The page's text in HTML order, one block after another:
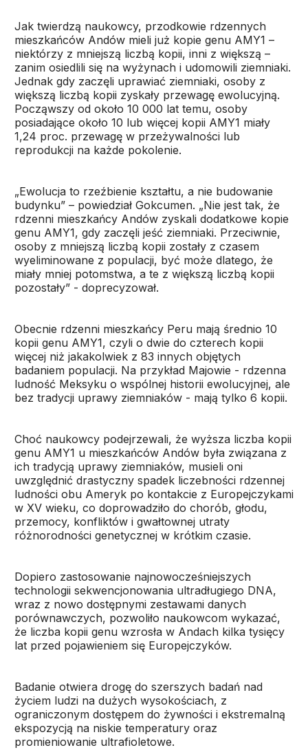
Jak twierdzą naukowcy, przodkowie rdzennych
mieszkańców Andów mieli już kopie genu AMY1 –
niektórzy z mniejszą liczbą kopii, inni z większą –
zanim osiedlili się na wyżynach i udomowili ziemniaki.
Jednak gdy zaczęli uprawiać ziemniaki, osoby z
większą liczbą kopii zyskały przewagę ewolucyjną.
Począwszy od około 10 000 lat temu, osoby
posiadające około 10 lub więcej kopii AMY1 miały
1,24 proc. przewagę w przeżywalności lub
reprodukcji na każde pokolenie.
„Ewolucja to rzeźbienie kształtu, a nie budowanie
budynku” – powiedział Gokcumen. „Nie jest tak, że
rdzenni mieszkańcy Andów zyskali dodatkowe kopie
genu AMY1, gdy zaczęli jeść ziemniaki. Przeciwnie,
osoby z mniejszą liczbą kopii zostały z czasem
wyeliminowane z populacji, być może dlatego, że
miały mniej potomstwa, a te z większą liczbą kopii
pozostały” - doprecyzował.
Obecnie rdzenni mieszkańcy Peru mają średnio 10
kopii genu AMY1, czyli o dwie do czterech kopii
więcej niż jakakolwiek z 83 innych objętych
badaniem populacji. Na przykład Majowie - rdzenna
ludność Meksyku o wspólnej historii ewolucyjnej, ale
bez tradycji uprawy ziemniaków - mają tylko 6 kopii.
Choć naukowcy podejrzewali, że wyższa liczba kopii
genu AMY1 u mieszkańców Andów była związana z
ich tradycją uprawy ziemniaków, musieli oni
uwzględnić drastyczny spadek liczebności rdzennej
ludności obu Ameryk po kontakcie z Europejczykami
w XV wieku, co doprowadziło do chorób, głodu,
przemocy, konfliktów i gwałtownej utraty
różnorodności genetycznej w krótkim czasie.
Dopiero zastosowanie najnowocześniejszych
technologii sekwencjonowania ultradługiego DNA,
wraz z nowo dostępnymi zestawami danych
porównawczych, pozwoliło naukowcom wykazać,
że liczba kopii genu wzrosła w Andach kilka tysięcy
lat przed pojawieniem się Europejczyków.
Badanie otwiera drogę do szerszych badań nad
życiem ludzi na dużych wysokościach, z
ograniczonym dostępem do żywności i ekstremalną
ekspozycją na niskie temperatury oraz
promieniowanie ultrafioletowe.